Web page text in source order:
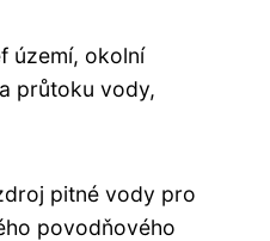
území, okolní
průtoku vody,
pitné vody pro
povodňového